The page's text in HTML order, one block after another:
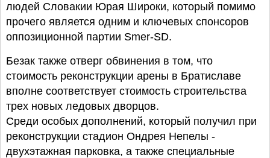
людей Словакии Юрая Широки, который помимо
прочего является одним и ключевых спонсоров
оппозиционной партии Smer-SD.
Безак также отверг обвинения в том, что
стоимость реконструкции арены в Братиславе
вполне соответствует стоимость строительства
трех новых ледовых дворцов.
Среди особых дополнений, который получил при
реконструкции стадион Ондрея Непелы -
двухэтажная парковка, а также специальные